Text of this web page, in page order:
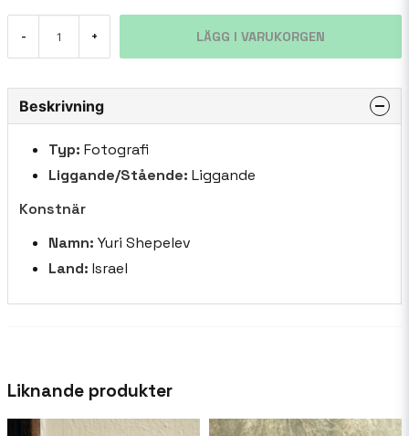
- + LÄGG I VARUKORGEN
Beskrivning
Typ: Fotografi
Liggande/Stående: Liggande
Konstnär
Namn: Yuri Shepelev
Land: Israel
Liknande produkter